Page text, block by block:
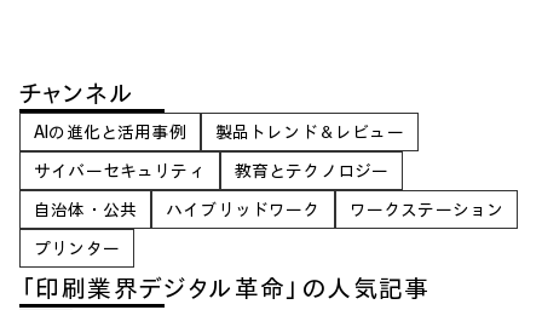
チャンネル
AIの進化と活用事例
製品トレンド＆レビュー
サイバーセキュリティ
教育とテクノロジー
自治体・公共
ハイブリッドワーク
ワークステーション
プリンター
「印刷業界デジタル革命」の人気記事